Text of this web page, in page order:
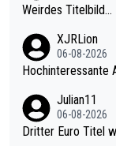
Weirdes Titelbild…
XJRLion
06-08-2026
Hochinteressante
Julian11
06-08-2026
Dritter Euro Titel